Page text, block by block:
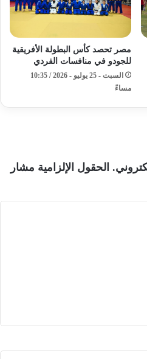
مصر تحصد كأس البطولة الأفريقية
للجودو في منافسات الفردي
السبت - 25 يوليو - 2026 / 10:35
مساءً
الحقول الإلزامية مشار